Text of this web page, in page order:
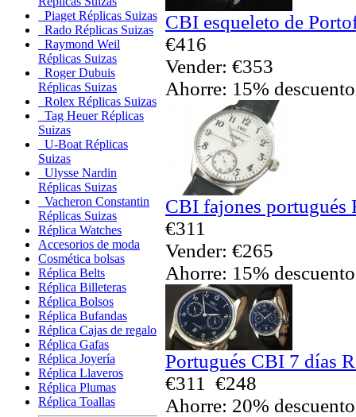
Piaget Réplicas Suizas
Rado Réplicas Suizas
Raymond Weil
Réplicas Suizas
Roger Dubuis
Réplicas Suizas
Rolex Réplicas Suizas
Tag Heuer Réplicas
Suizas
U-Boat Réplicas
Suizas
Ulysse Nardin
Réplicas Suizas
Vacheron Constantin
Réplicas Suizas
Réplica Watches
Accesorios de moda
Cosmética bolsas
Réplica Belts
Réplica Billeteras
Réplica Bolsos
Réplica Bufandas
Réplica Cajas de regalo
Réplica Gafas
Réplica Joyería
Réplica Llaveros
Réplica Plumas
Réplica Toallas
CBI esqueleto de
€416
Vender: €353
Ahorre: 15% descuento
CBI fajones portugués
€311
Vender: €265
Ahorre: 15% descuento
Portugués CBI 7 días
€311
€248
Ahorre: 20% descuento